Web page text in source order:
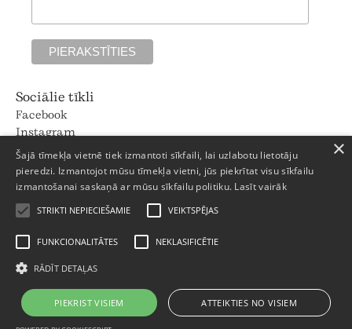
Sociālie tīkli
Facebook
Instagram
Pinterest
Strēlnieku iela 8, Rīga
+371 66011111
Darba dienās: 9 - 18
Svētdienās: -
© 2025 Trentini
×
Šajā tīmekļa vietnē tiek izmantoti sīkfaili, lai uzlabotu lietotāju
pieredzi. Izmantojot mūsu tīmekļa vietni, jūs piekrītat visu sīkfailu
izmantošanai saskaņā ar mūsu sīkfailu politiku. Lasīt vairāk
STRIKTI NEPIECIEŠAMIE VEIKTSPĒJAS
FUNKCIONALITĀTES NEKLASIFICĒTIE
RĀDĪT DETAĻAS
PIEKRIST VISIEM ATTEIKTIES NO VISIEM